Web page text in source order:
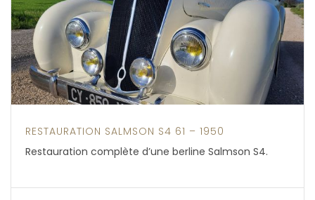
RESTAURATION SALMSON S4 61 – 1950
Restauration complète d’une berline Salmson S4.